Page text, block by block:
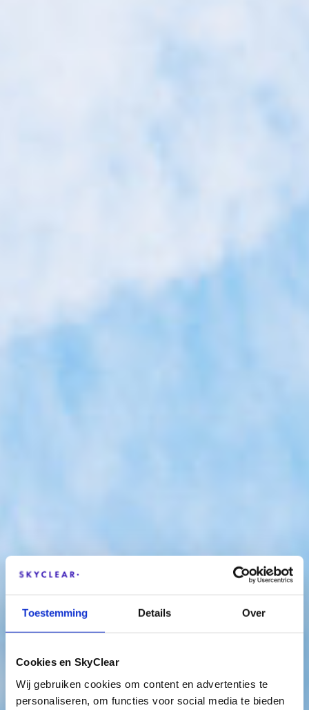
Toestemming Details Over
Cookies en SkyClear
Wij gebruiken cookies om content en advertenties te
personaliseren, om functies voor social media te bieden